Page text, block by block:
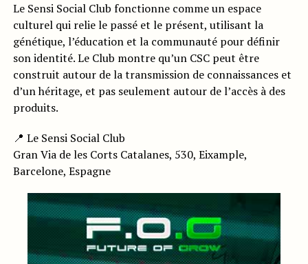
Le Sensi Social Club fonctionne comme un espace
culturel qui relie le passé et le présent, utilisant la
génétique, l’éducation et la communauté pour définir
son identité. Le Club montre qu’un CSC peut être
construit autour de la transmission de connaissances et
d’un héritage, et pas seulement autour de l’accès à des
produits.
📍 Le Sensi Social Club
Gran Via de les Corts Catalanes, 530, Eixample,
Barcelone, Espagne